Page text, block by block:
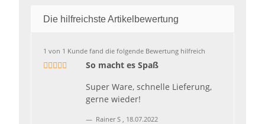
Die hilfreichste Artikelbewertung
1 von 1 Kunde fand die folgende Bewertung hilfreich
So macht es Spaß
Super Ware, schnelle Lieferung,
gerne wieder!
Rainer S , 18.07.2022